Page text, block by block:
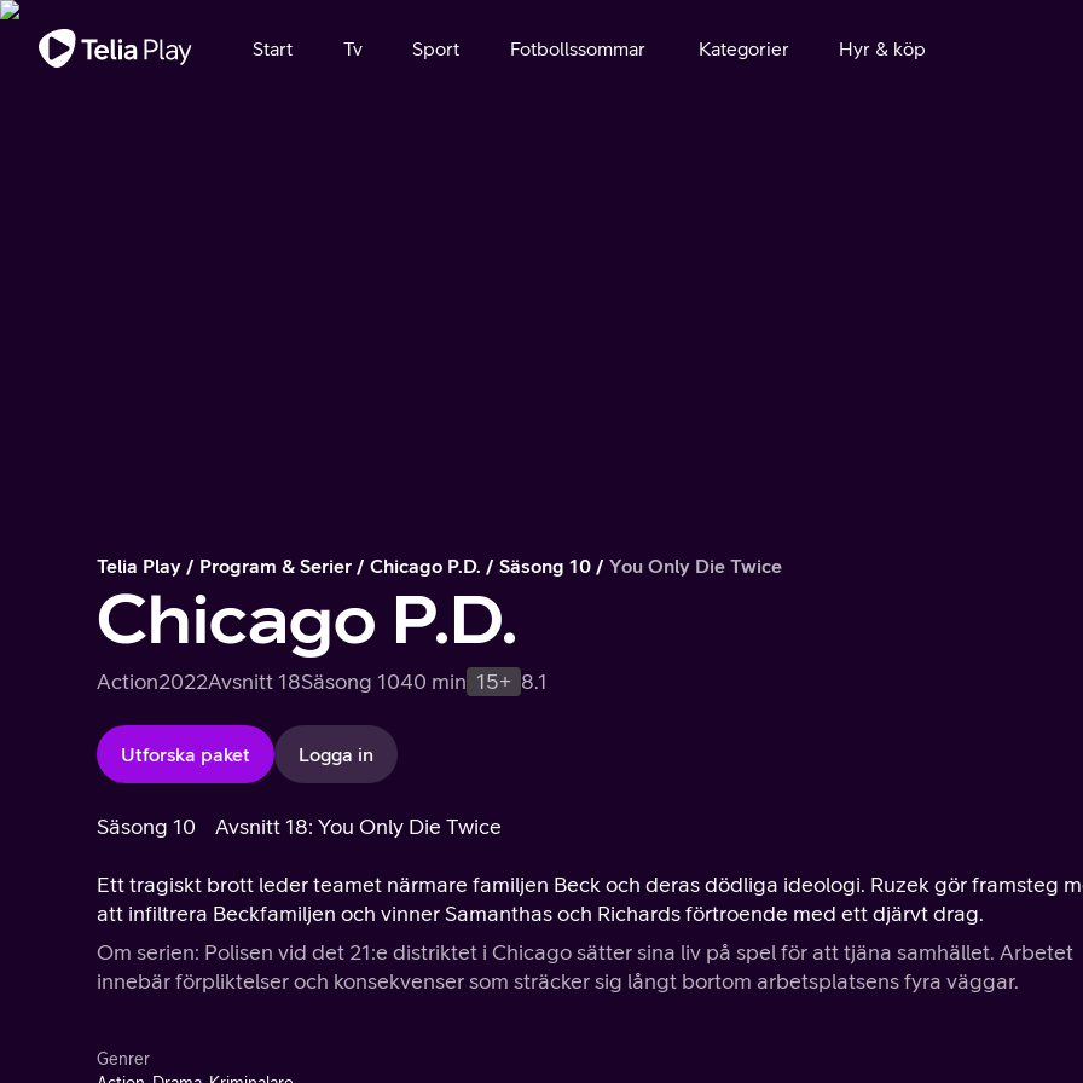
Viktigt meddelande
Start Tv Sport Fotbollssommar Kategorier Hyr & köp
Telia Play Program & Serier Chicago P.D. Säsong 10 You Only Die Twice
Chicago P.D.
Action2022Avsnitt 18Säsong 1040 min 15+ 8.1
Utforska paket Logga in
Säsong 10 Avsnitt 18: You Only Die Twice
Ett tragiskt brott leder teamet närmare familjen Beck och deras dödliga ideologi. Ruzek gör framsteg
att infiltrera Beckfamiljen och vinner Samanthas och Richards förtroende med ett djärvt drag.
Om serien: Polisen vid det 21:e distriktet i Chicago sätter sina liv på spel för att tjäna samhället. Arbetet
innebär förpliktelser och konsekvenser som sträcker sig långt bortom arbetsplatsens fyra väggar.
Genrer